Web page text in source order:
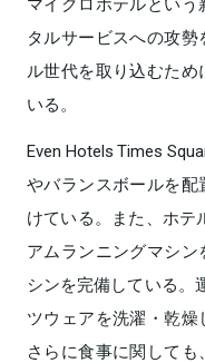
タルサービスへの攻
ル世代を取り込むた
いる。
Even Hotels Times
やバランスボールを
けている。また、ホテ
アムランニングマシ
シンを完備している。
ツウェアを洗濯・乾燥
さらに食事に関して